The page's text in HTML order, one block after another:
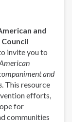
and
invite you to
and
. This resource
efforts,
for
communities